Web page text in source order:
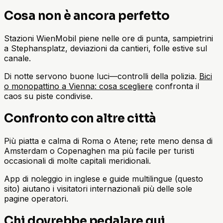
Cosa non è ancora perfetto
Stazioni WienMobil piene nelle ore di punta, sampietrini
a Stephansplatz, deviazioni da cantieri, folle estive sul
canale.
Di notte servono buone luci—controlli della polizia. Bici
o monopattino a Vienna: cosa scegliere confronta il
caos su piste condivise.
Confronto con altre città
Più piatta e calma di Roma o Atene; rete meno densa di
Amsterdam o Copenaghen ma più facile per turisti
occasionali di molte capitali meridionali.
App di noleggio in inglese e guide multilingue (questo
sito) aiutano i visitatori internazionali più delle sole
pagine operatori.